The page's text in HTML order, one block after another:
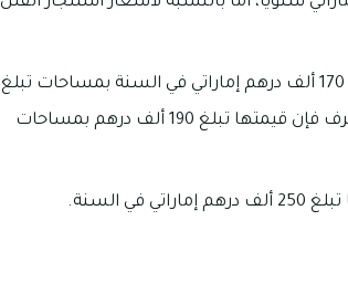
تبلغ أسعار إيجار وحدات تاون هاوس المكونة من غرفتين ما يقرب من 170 ألف درهم إماراتي في السنة بمساحات تبلغ
2311 قدم مربع، أما بالنسبة لأسعار إيجار وحدات تاون هاوس الثلاث غرف فإن قيمتها تبلغ 190 ألف درهم بمساحات